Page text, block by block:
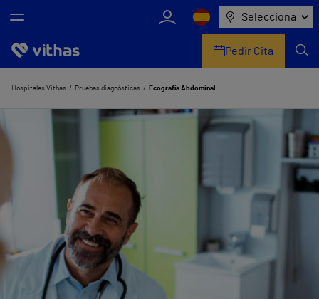
Selecciona
Nosotros
Equipo médico y asistencial
Información útil
Comunicación
Pedir Cita
Hospitales Vithas Pruebas diagnósticas Ecografía Abdominal